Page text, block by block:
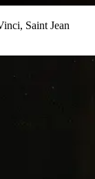
Saint Jean